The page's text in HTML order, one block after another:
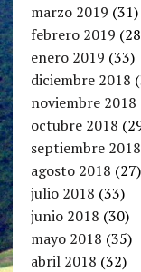
marzo 2019 (31)
febrero 2019
enero 2019 (33)
diciembre 2018
noviembre 2018
octubre 2018
septiembre 2018
agosto 2018 (27)
julio 2018 (33)
junio 2018 (30)
mayo 2018 (35)
abril 2018 (32)